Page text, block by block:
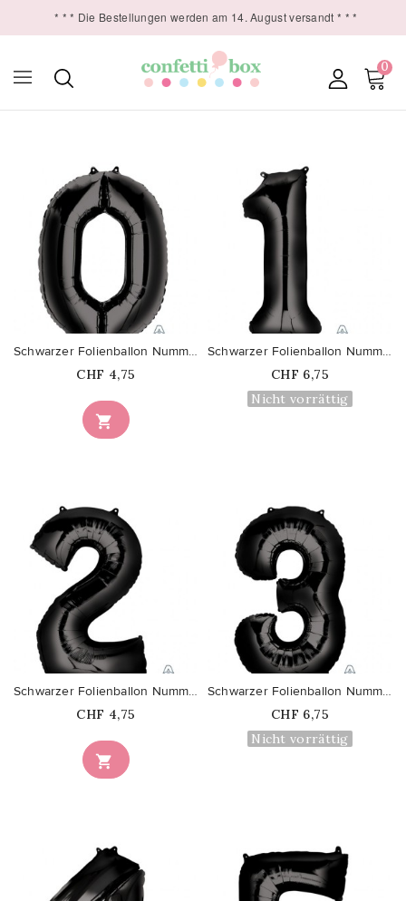
* * * Die Bestellungen werden am 14. August versandt * * *
0
favorite_border

Schwarzer Folienballon Nummer 0
Price
CHF 4,75
Schwarzer Folienballon Nummer 1
Price
CHF 6,75
Nicht vorrättig
favorite_border

Schwarzer Folienballon Nummer 2
Price
CHF 4,75
Schwarzer Folienballon Nummer 3
Price
CHF 6,75
Nicht vorrättig